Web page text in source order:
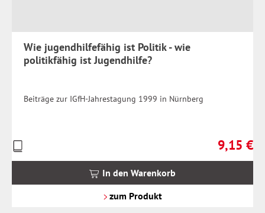
Wie jugendhilfefähig ist Politik - wie
politikfähig ist Jugendhilfe?
Beiträge zur IGfH-Jahrestagung 1999 in Nürnberg
Regulärer
9,15 €
Preise
inkl.
In den Warenkorb
zum Produkt